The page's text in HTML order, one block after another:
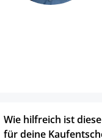
Wie hilfreich ist
für deine